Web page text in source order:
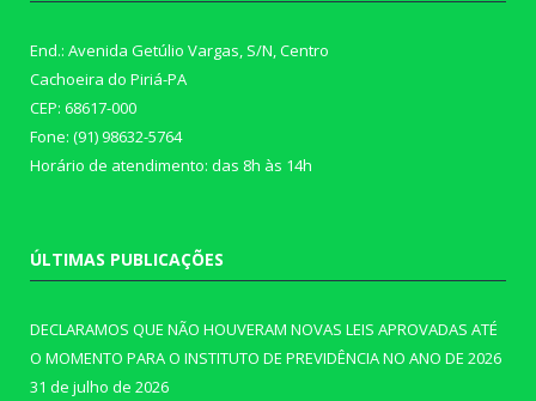
End.: Avenida Getúlio Vargas, S/N, Centro
Cachoeira do Piriá-PA
CEP: 68617-000
Fone: (91) 98632-5764
Horário de atendimento: das 8h às 14h
ÚLTIMAS PUBLICAÇÕES
DECLARAMOS QUE NÃO HOUVERAM NOVAS LEIS APROVADAS ATÉ
O MOMENTO PARA O INSTITUTO DE PREVIDÊNCIA NO ANO DE 2026
31 de julho de 2026